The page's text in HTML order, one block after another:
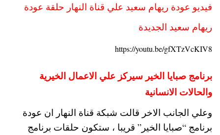
فيديو عودة ريهام سعيد علي قناة النهار حلقة عودة
ريهام سعيد الجديدة
https://youtu.be/gfXTzVcKIV8
برنامج صبايا الخير سيركز علي الاعمال الخيرية
والحالات الانسانية
وعلي الجانب الاخر قالت شبكة قناة النهار ان عودة
برنامج “صبايا الخير” قريبا ، ستكون حلقات برنامج